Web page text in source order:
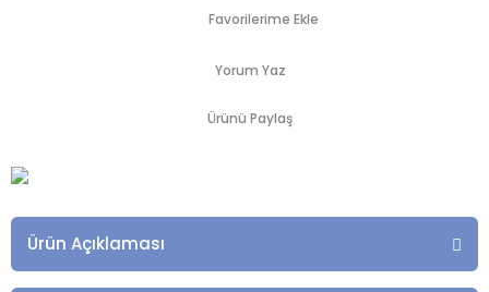
Yorum Yaz
Ürünü Paylaş
Ürün Açıklaması